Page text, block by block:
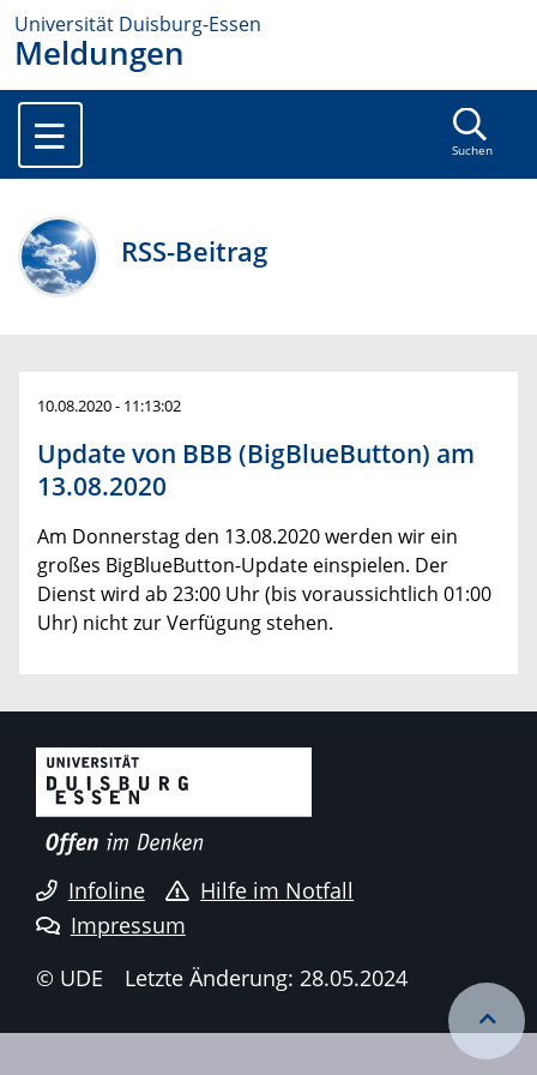
Universität Duisburg-Essen
Meldungen
Suchen
RSS-Beitrag
10.08.2020 - 11:13:02
Update von BBB (BigBlueButton) am
13.08.2020
Am Donnerstag den 13.08.2020 werden wir ein
großes BigBlueButton-Update einspielen. Der
Dienst wird ab 23:00 Uhr (bis voraussichtlich 01:00
Uhr) nicht zur Verfügung stehen.
Infoline
Hilfe im Notfall
Impressum
© UDE
Letzte Änderung: 28.05.2024